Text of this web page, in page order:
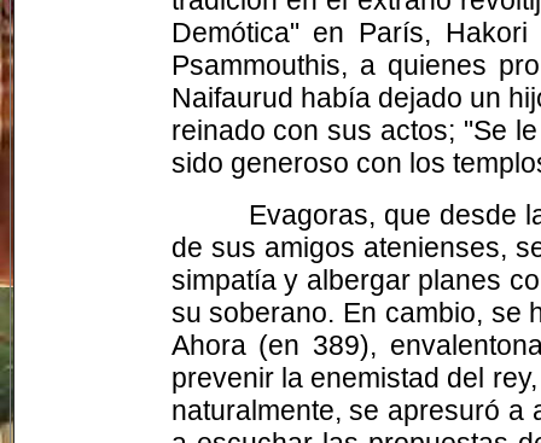
Demótica" en París,
Psammouthis, a quienes
Naifaurud había dejado un
reinado con sus actos; "Se
sido generoso con los
Evagoras, que desde
de sus amigos atenienses,
simpatía y albergar planes
su soberano. En cambio, se
Ahora (en 389),
prevenir la enemistad del
naturalmente, se apresuró a